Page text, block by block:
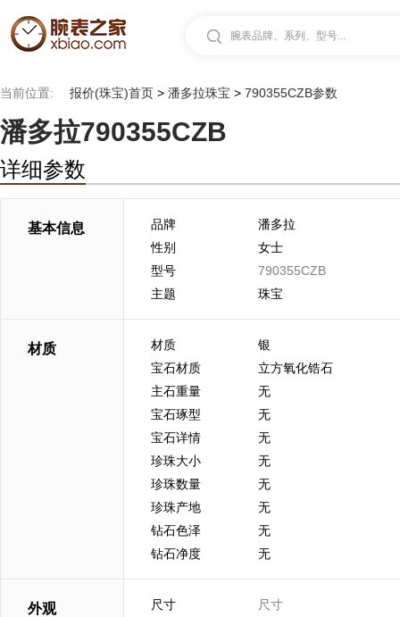
腕表品牌、系列、型号...
当前位置: 报价(珠宝)首页 > 潘多拉珠宝 > 790355CZB参数
潘多拉790355CZB
详细参数
基本信息 品牌
潘多拉
性别
女士
型号
790355CZB
主题
珠宝
材质 材质
银
宝石材质
立方氧化锆石
主石重量
无
宝石琢型
无
宝石详情
无
珍珠大小
无
珍珠数量
无
珍珠产地
无
钻石色泽
无
钻石净度
无
外观 尺寸
尺寸